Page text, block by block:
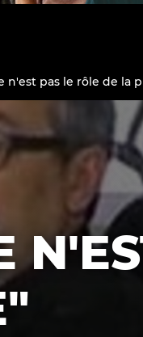
Qui
n'est pas le rôle de la